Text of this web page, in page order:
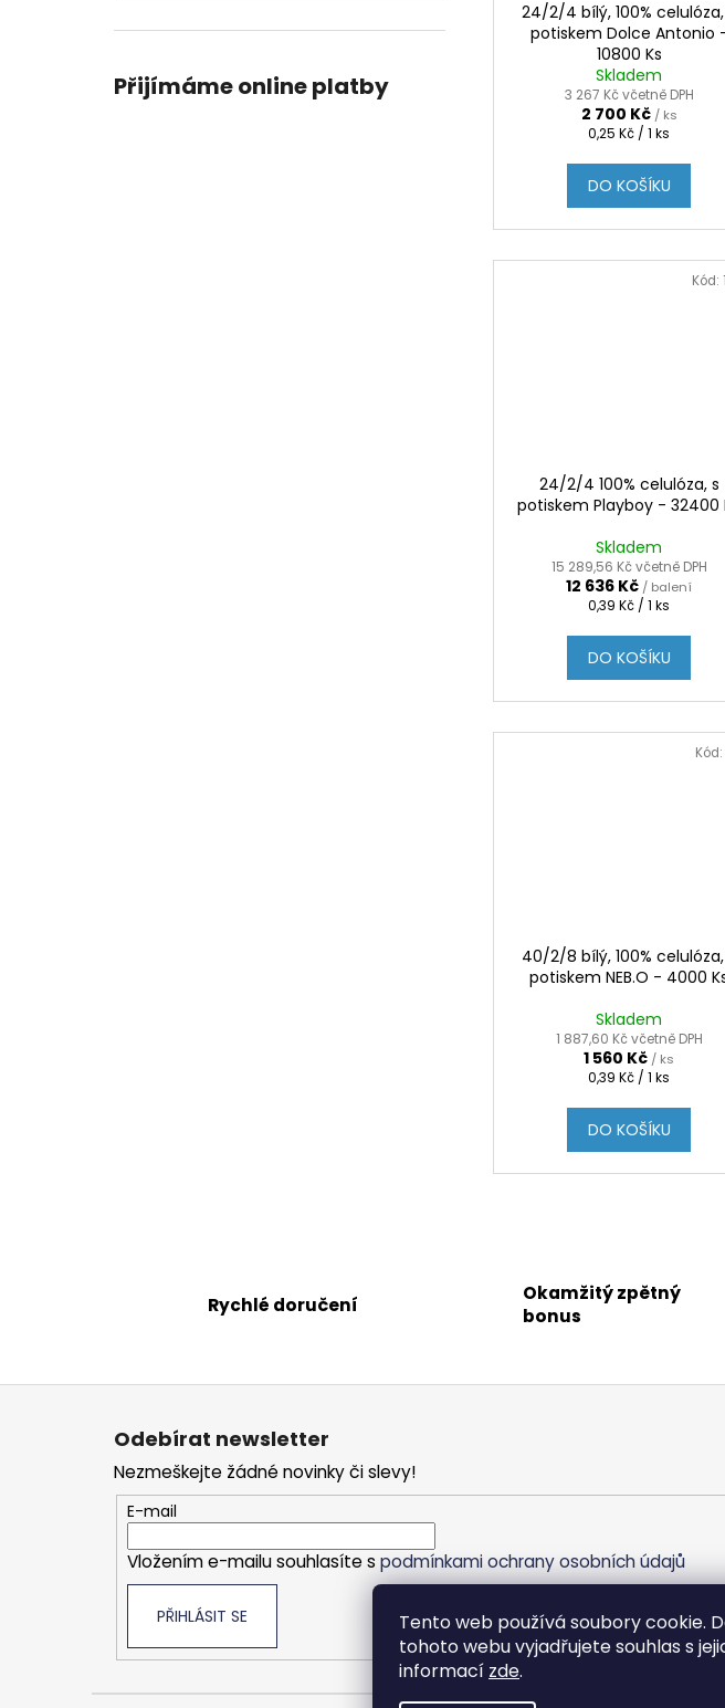
Tento web používá soubory cookie.
tohoto webu vyjadřujete souhlas s
informací zde.
Přijímáme online platby
24/2/4 bílý, 100%
potiskem Dolce Antonio
10800 Ks
Skladem
3 267 Kč včetně DPH
2 700 Kč / ks
Měrná
0,25 Kč / 1 ks
DO KOŠÍKU
24/2/4 100% celulóza, s
potiskem Playboy - 32400
Skladem
15 289,56 Kč včetně DPH
12 636 Kč / balení
Měrná
0,39 Kč / 1 ks
DO KOŠÍKU
Kód:
40/2/8 bílý, 100%
potiskem NEB.O - 4000
Skladem
1 887,60 Kč včetně DPH
1 560 Kč / ks
Měrná
0,39 Kč / 1 ks
DO KOŠÍKU
Rychlé doručení
Okamžitý zpětný
bonus
Z
Odebírat newsletter
Nezmeškejte žádné novinky či slevy!
E-mail
Vložením e-mailu souhlasíte spodmínkami ochrany osobních údajů
PŘIHLÁSIT SE